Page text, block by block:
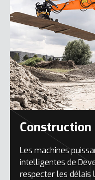
Construction
Les machines
intelligentes de
respecter les délais